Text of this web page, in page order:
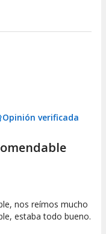
Opinión verificada
nos reímos mucho
estaba todo bueno.